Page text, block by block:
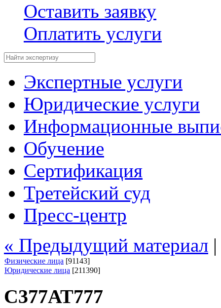
Оставить заявку
Оплатить услуги
Экспертные услуги
Юридические услуги
Информационные
Обучение
Сертификация
Третейский суд
Пресс-центр
« Предыдущий материал
Физические лица [91143]
Юридические лица [211390]
С377АТ777